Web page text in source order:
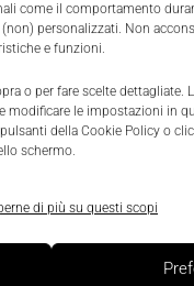
come il comportamento
personalizzati. Non
e funzioni.
o per fare scelte dettagliate.
modificare le impostazioni in
della Cookie Policy o
schermo.
di più su questi scopi